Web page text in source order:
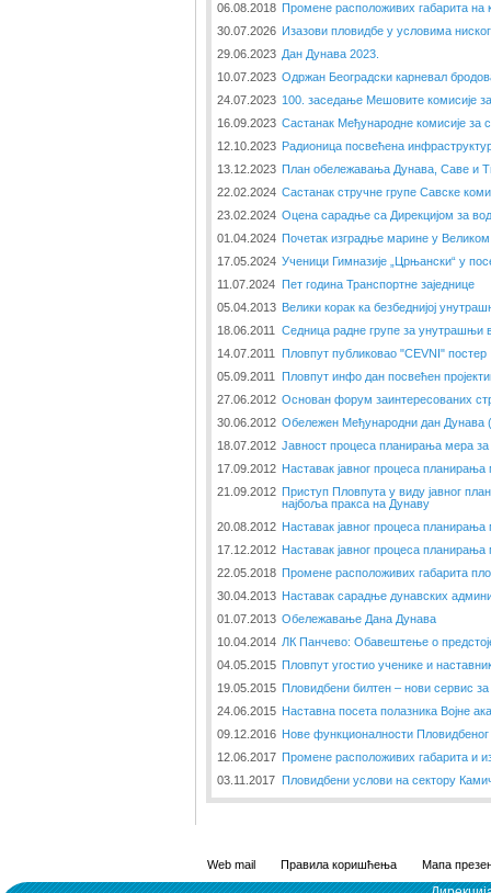
06.08.2018 Промене расположивих габарита на
30.07.2026 Изазови пловидбе у условима ниског
29.06.2023 Дан Дунава 2023.
10.07.2023 Одржан Београдски карневал
24.07.2023 100. заседање Мешовите комисије
16.09.2023 Састанак Међународне комисије за
12.10.2023 Радионица посвећена
13.12.2023 План обележавања Дунава, Саве и
22.02.2024 Састанак стручне групе Савске
23.02.2024 Оцена сарадње са Дирекцијом за
01.04.2024 Почетак изградње марине у
17.05.2024 Ученици Гимназије „Црњански“ у
11.07.2024 Пет година Транспортне заједнице
05.04.2013 Велики корак ка безбеднијој
18.06.2011
Седница радне групе за унутрашњи
14.07.2011
Пловпут публиковао "CEVNI" постер
05.09.2011
Пловпут инфо дан посвећен
27.06.2012 Основан форум заинтересованих
30.06.2012 Обележен Међународни дан Дунава
18.07.2012 Јавност процеса планирања мера
17.09.2012 Наставак јавног процеса
21.09.2012 Приступ Пловпута у виду јавног
најбоља пракса на Дунаву
20.08.2012 Наставак јавног процеса
17.12.2012 Наставак јавног процеса
22.05.2018 Промене расположивих габарита
30.04.2013 Наставак сарадње дунавских
01.07.2013 Обележавање Дана Дунава
10.04.2014 ЛК Панчево: Обавештење о
04.05.2015 Пловпут угостио ученике и
19.05.2015 Пловидбени билтен – нови сервис
24.06.2015 Наставна посета полазника Војне
09.12.2016 Нове функционалности
12.06.2017 Промене расположивих габарита и
03.11.2017 Пловидбени услови на сектору
Web mail Правила коришћења Мапа